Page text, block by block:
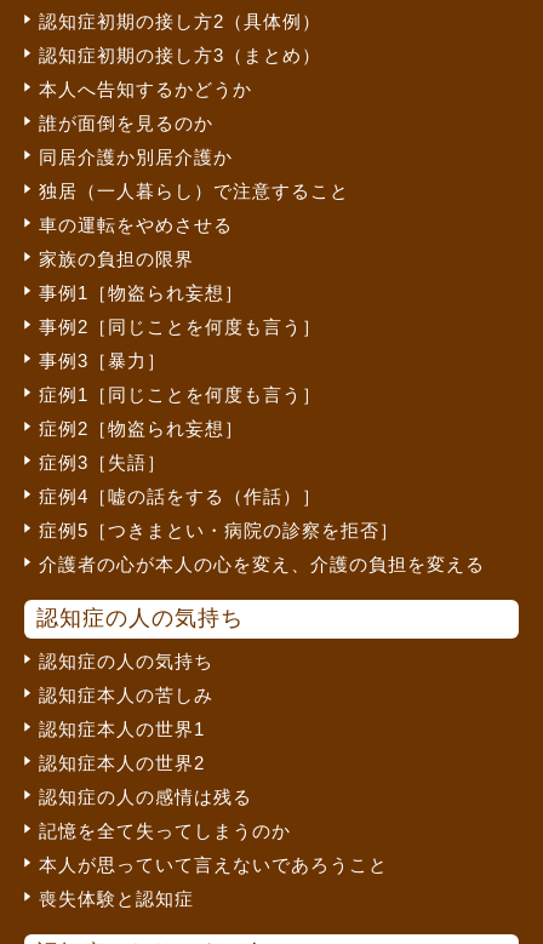
認知症初期の接し方2（具体例）
認知症初期の接し方3（まとめ）
本人へ告知するかどうか
誰が面倒を見るのか
同居介護か別居介護か
独居（一人暮らし）で注意すること
車の運転をやめさせる
家族の負担の限界
事例1［物盗られ妄想］
事例2［同じことを何度も言う］
事例3［暴力］
症例1［同じことを何度も言う］
症例2［物盗られ妄想］
症例3［失語］
症例4［嘘の話をする（作話）］
症例5［つきまとい・病院の診察を拒否］
介護者の心が本人の心を変え、介護の負担を変える
認知症の人の気持ち
認知症の人の気持ち
認知症本人の苦しみ
認知症本人の世界1
認知症本人の世界2
認知症の人の感情は残る
記憶を全て失ってしまうのか
本人が思っていて言えないであろうこと
喪失体験と認知症